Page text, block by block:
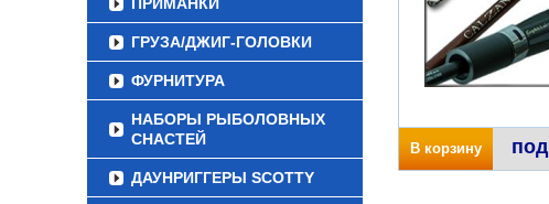
ГРУЗА/ДЖИГ-ГОЛОВКИ
ФУРНИТУРА
НАБОРЫ РЫБОЛОВНЫХ
СНАСТЕЙ
ДАУНРИГГЕРЫ SCOTTY
В корзину